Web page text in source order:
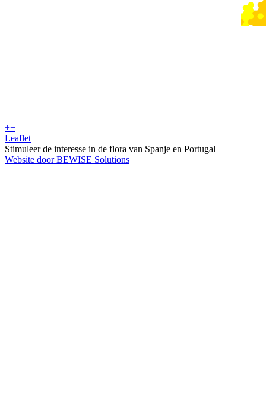
+−
Leaflet
Stimuleer de interesse in de flora van Spanje en Portugal
Website door BEWISE Solutions